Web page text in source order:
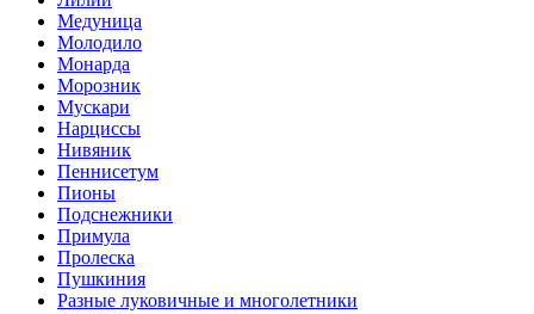
Медуница
Молодило
Монарда
Морозник
Мускари
Нарциссы
Нивяник
Пеннисетум
Пионы
Подснежники
Примула
Пролеска
Пушкиния
Разные луковичные и многолетники